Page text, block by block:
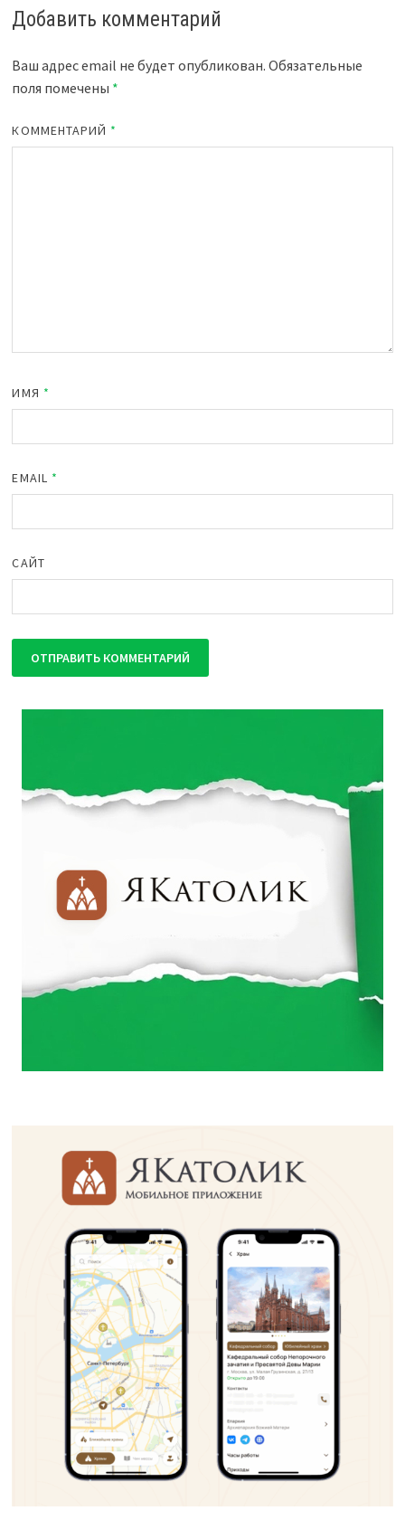
Добавить комментарий
Ваш адрес email не будет опубликован. Обязательные
поля помечены *
КОММЕНТАРИЙ *
ИМЯ *
EMAIL *
САЙТ